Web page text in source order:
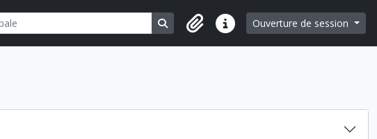
Search in browse page
Liens rapidesOuverture de session